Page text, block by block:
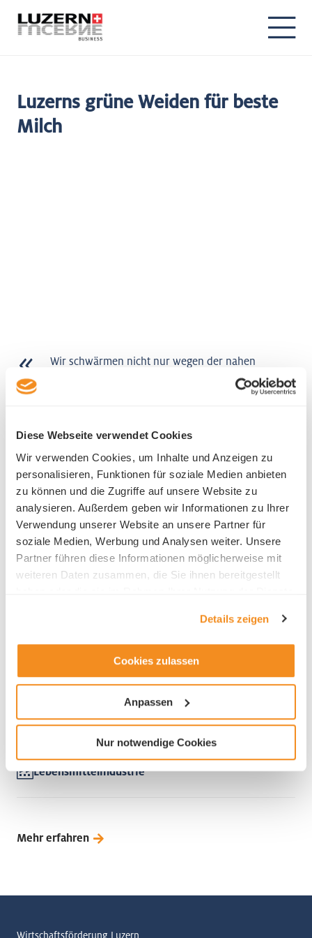
Diese Webseite verwendet Cookies
Wir verwenden Cookies, um Inhalte und Anzeigen zu
personalisieren, Funktionen für soziale Medien anbieten
zu können und die Zugriffe auf unsere Website zu
analysieren. Außerdem geben wir Informationen zu Ihrer
Verwendung unserer Website an unsere Partner für
soziale Medien, Werbung und Analysen weiter. Unsere
Partner führen diese Informationen möglicherweise mit
weiteren Daten zusammen, die Sie ihnen bereitgestellt
Details zeigen
Cookies zulassen
Anpassen
Nur notwendige Cookies
Luzerns grüne Weiden für beste
Milch
Wir schwärmen nicht nur wegen der nahen
Alpwiesen für den Firmenstandort in der
punktet der Kanton Luzern.
Marc Heim
Executive Vice President
6005 Luzern
Lebensmittelindustrie
Mehr erfahren
Wirtschaftsförderung Luzern